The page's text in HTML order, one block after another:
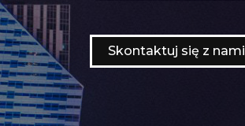
Skontaktuj się z nami